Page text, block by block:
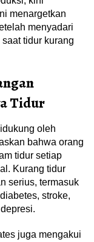
menargetkan
menyadari
tidur kurang
Tidur
oleh
bahwa orang
tidur setiap
Kurang tidur
serius, termasuk
stroke,
juga mengakui